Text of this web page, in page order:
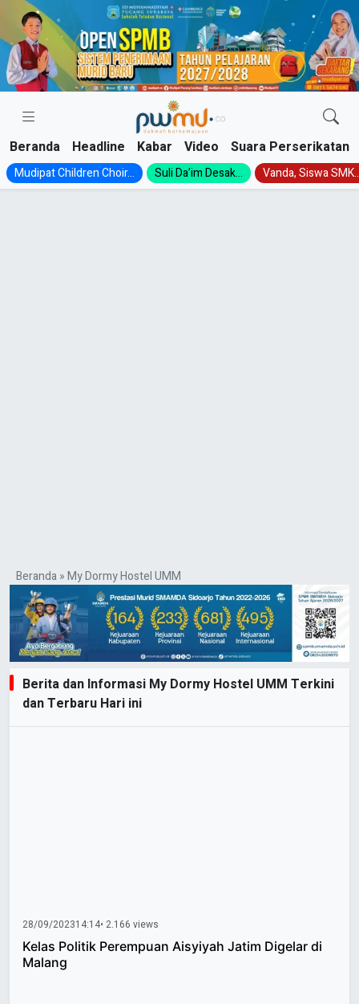
Skip
content
Beranda Headline Kabar Video Suara Perserikatan
Mudipat Children Choir... Suli Da’im Desak... Vanda, Siswa
Beranda»My Dormy Hostel UMM
Berita dan Informasi My Dormy Hostel UMM Terkini
dan Terbaru Hari ini
28/09/202314:14• 2.166 views
Kelas Politik Perempuan Aisyiyah Jatim Digelar di
Malang